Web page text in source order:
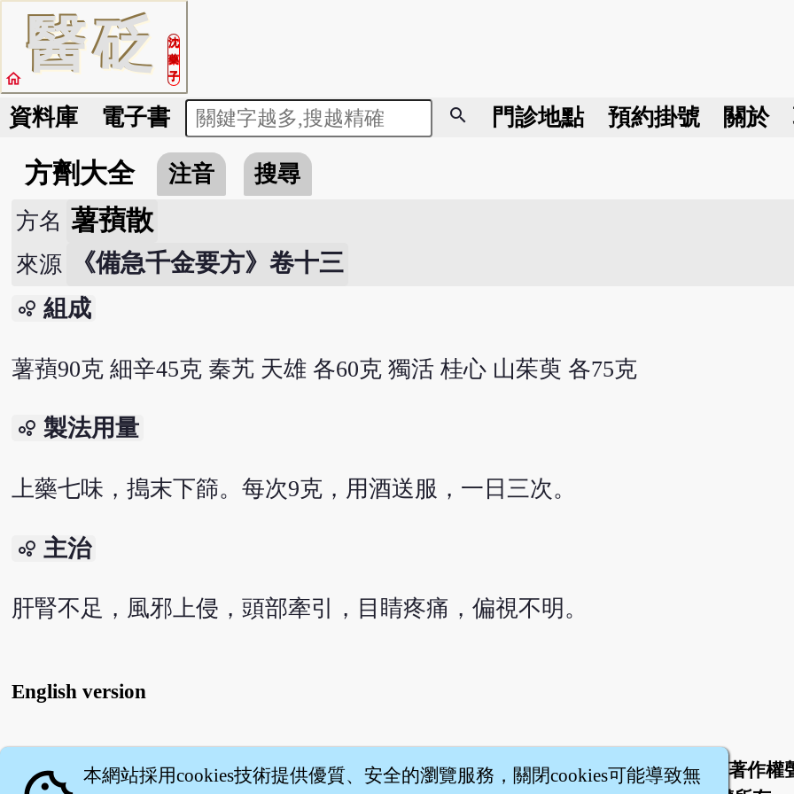
醫砭
沈
藥
子
home
資料庫 電子書 search 門診地點 預約掛號 關於
方劑大全 注音
搜尋
方名 薯蕷散
來源 《備急千金要方》卷十三
bubble_chart 組成
薯蕷90克 細辛45克 秦艽 天雄 各60克 獨活 桂心 山茱萸 各75克
bubble_chart 製法用量
上藥七味，搗末下篩。每次9克，用酒送服，一日三次。
bubble_chart 主治
肝腎不足，風邪上侵，頭部牽引，目睛疼痛，偏視不明。
English version
關於 | 聯絡我們 服務條款 隱私權條款
著作權
本網站採用cookies技術提供優質、安全的瀏覽服務，關閉cookies可能導致無